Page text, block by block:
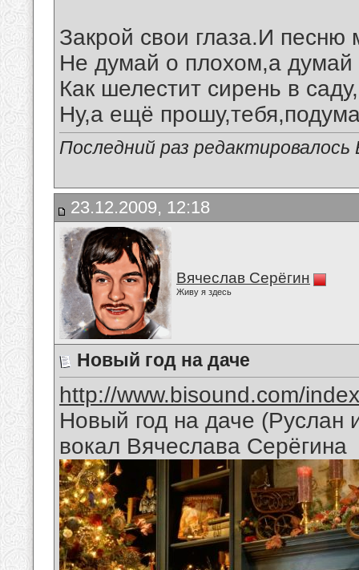
Закрой свои глаза.И
Не думай о плохом,а думай
Как шелестит сирень в
Ну,а ещё
Последний раз
23.12.2009, 12:18
Вячеслав Серёгин
Живу я здесь
Новый год на даче
http://www.bisound.com/
Новый год на даче
вокал Вячеслава Серёгина